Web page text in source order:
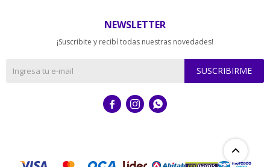
NEWSLETTER
¡Suscribite y recibí todas nuestras novedades!
SUSCRIBIRME
  